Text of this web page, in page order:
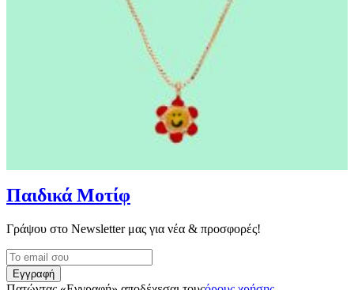
Παιδικά Μοτίφ
Γράψου στο Νewsletter μας για νέα & προσφορές!
Εγγραφή